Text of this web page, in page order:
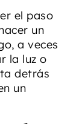
el paso
un
a veces
la luz o
detrás
un